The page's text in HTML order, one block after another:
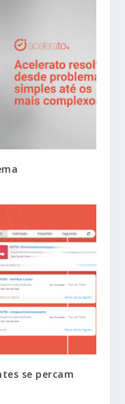
se percam